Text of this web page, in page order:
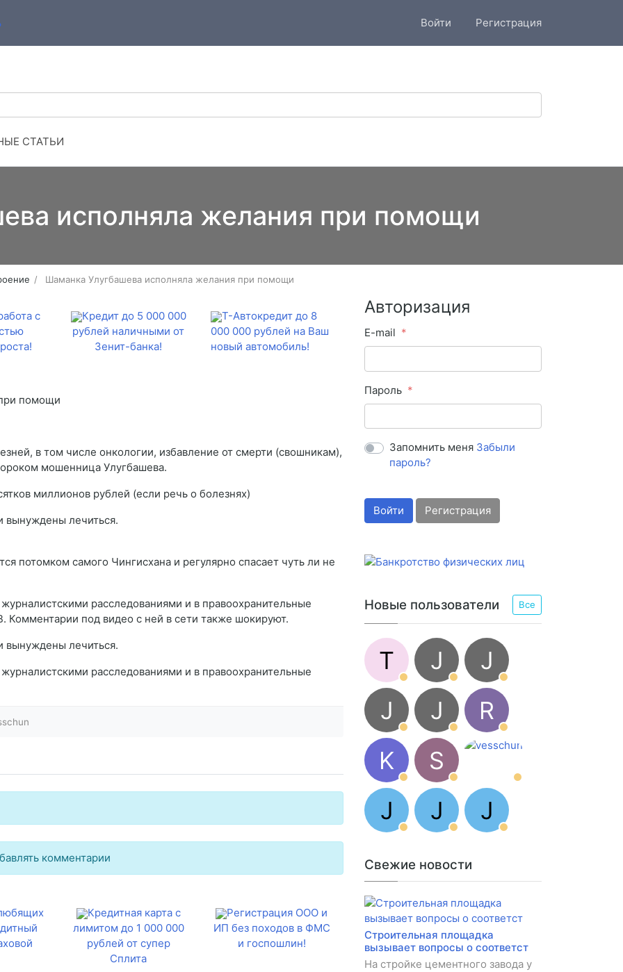
Войти Регистрация
СТАТЬИ
исполняла желания при помощи
Шаманка Улугбашева исполняла желания при помощи
с
Кредит до 5 000 000
рублей наличными от
Зенит-банка!
Т-Автокредит до 8
000 000 рублей на Ваш
новый автомобиль!
в том числе онкологии, избавление от смерти (свошникам),
мошенница Улугбашева.
миллионов рублей (если речь о болезнях)
вынуждены лечиться.
потомком самого Чингисхана и регулярно спасает чуть ли не
расследованиями и в правоохранительные
под видео с ней в сети также шокируют.
вынуждены лечиться.
расследованиями и в правоохранительные
комментарии
Кредитная карта с
лимитом до 1 000 000
рублей от супер
Сплита
Регистрация ООО и
ИП без походов в ФМС
и госпошлин!
Авторизация
E-mail
Пароль
Запомнить меня Забыли
пароль?
Войти Регистрация
Новые пользователи Все
T J
J
J
J
R
K
S
J
J J
Свежие новости
Строительная площадка
вызывает вопросы о соответст
На стройке цементного завода у